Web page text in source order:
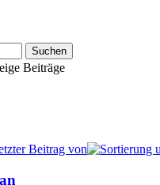
Beiträge
Beitrag von